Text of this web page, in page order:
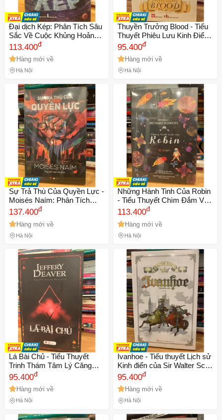
Đại dịch Kép: Phân Tích Sâu
Sắc Về Cuộc Khủng Hoảng
Toàn Cầu - Tác Phẩm Của
Giản Tư Hải
113.400đ
Hàng mới về
Hà Nội
Thuyền Trưởng Blood - Tiểu
Thuyết Phiêu Lưu Kinh Điển
của Rafael Sabatini Về Cuộc
Đời Cướp Biển và Tình Yêu
Trong Thế Kỷ 17
95.400đ
Hàng mới về
Hà Nội
Sự Trả Thù Của Quyền Lực -
Moisés Naím: Phân Tích
Chính Trị Toàn Cầu Đương
Đại Về Chủ Nghĩa Dân Túy
Và Khủng Hoảng Dân Chủ
137.400đ
Hàng mới về
Hà Nội
Những Hành Tinh Của Robin
- Tiểu Thuyết Chìm Đắm Vào
Tình Phụ Tử và Khám Phá
Vũ Trụ Của Richard Powers
113.400đ
Hàng mới về
Hà Nội
Lá Bài Chủ - Tiểu Thuyết
Trinh Thám Tâm Lý Căng
Não của Jeffery Deaver -
Cuộc Đối Đầu Giữa Công Lý
và Tội Ác
95.400đ
Hàng mới về
Hà Nội
Ivanhoe - Tiểu thuyết Lịch sử
Kinh điển của Sir Walter Scott
về Hiệp sĩ Saxon và Cuộc
xung đột giữa Saxon và
Norman
95.400đ
Hàng mới về
Hà Nội
🎁 Đừng Bỏ Lỡ! 🎁
Mã Giảm Giá Dành Riêng Cho Bạn
cho bất kỳ đơn hàng nào.
XXX-XXXX
Số lần áp dụng:
lần
Áp dụng cho đơn hàng từ:
Chỉ áp dụng cho gian hàng:
Ngày hết hạn:
LẤY MÃ NGAY